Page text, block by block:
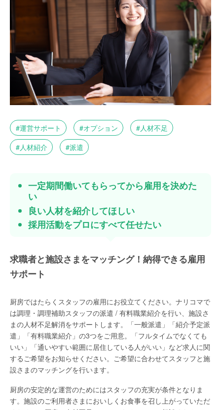
運営サポート オプション
人材不足
人材紹介
派遣
一定期間働いてもらってから雇用を決めた
い
良い人材を紹介してほしい
採用活動をプロにすべて任せたい
求職者と施設さまをマッチング！納得できる雇用
サポート
厨房ではたらくスタッフの雇用にお役立てください。ナリコマで
は調理・調理補助スタッフの派遣 / 有料職業紹介を行い、施設さ
まの人材不足解消をサポートします。「一般派遣」「紹介予定派
遣」「有料職業紹介」の3つをご用意。「フルタイムでなくても
いい」「通いやすい範囲に居住している人がいい」など求人に関
するご希望をお知らせください。ご希望に合わせてスタッフと施
設さまのマッチングを行います。
厨房の安定的な運営のためにはスタッフの充実が条件となりま
す。施設のご利用者さまにおいしくお食事を召し上がっていただ